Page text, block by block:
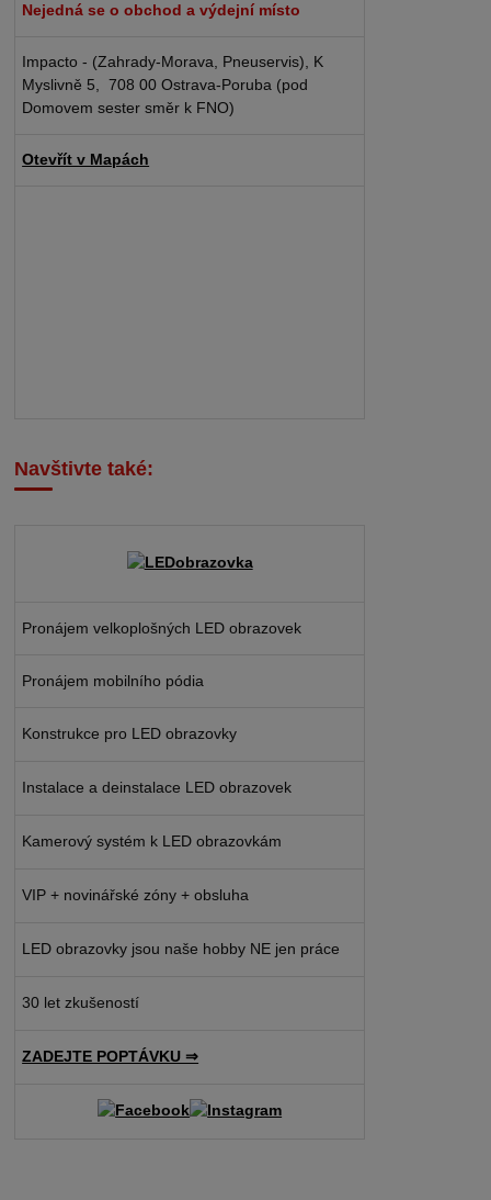
Nejedná se o obchod a výdejní místo
Impacto - (Zahrady-Morava, Pneuservis), K
Myslivně 5, 708 00 Ostrava-Poruba (pod
Domovem sester směr k FNO)
Otevřít v Mapách
Navštivte také:
Pronájem velkoplošných LED obrazovek
Pronájem mobilního pódia
Konstrukce pro LED obrazovky
Instalace a deinstalace LED obrazovek
Kamerový systém k LED obrazovkám
VIP + novinářské zóny + obsluha
LED obrazovky jsou naše hobby NE jen práce
30 let zkušeností
ZADEJTE POPTÁVKU ⇒